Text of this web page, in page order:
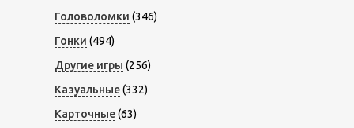
Головоломки (346)
Гонки (494)
Другие игры (256)
Казуальные(332)
Карточные(63)